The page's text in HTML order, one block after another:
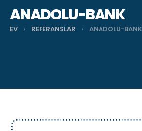
ANADOLU-BANK
EV REFERANSLAR ANADOLU-BANK